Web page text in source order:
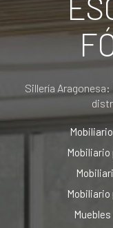
Sillería
Mobiliario
Mobiliario